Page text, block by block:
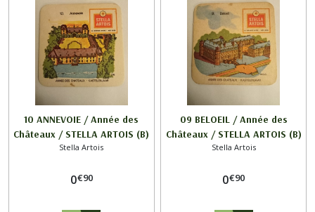
10 ANNEVOIE / Année des
Châteaux / STELLA ARTOIS (B)
Stella Artois
0€90
09 BELOEIL / Année des
Châteaux / STELLA ARTOIS (B)
Stella Artois
0€90